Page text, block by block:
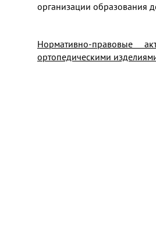
организации образования
Нормативно-правовые
ортопедическими